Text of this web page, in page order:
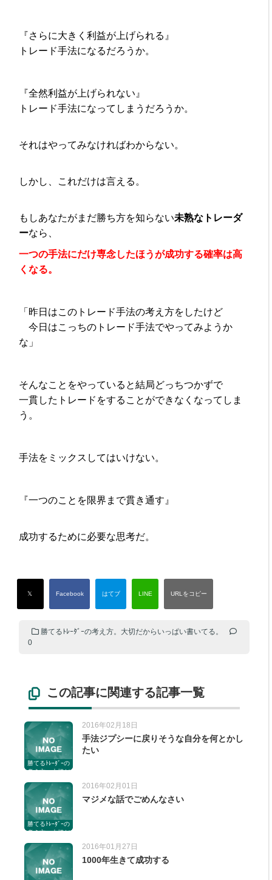
『さらに大きく利益が上げられる』
トレード手法になるだろうか。
『全然利益が上げられない』
トレード手法になってしまうだろうか。
それはやってみなければわからない。
しかし、これだけは言える。
もしあなたがまだ勝ち方を知らない未熟なトレーダ
ーなら、
一つの手法にだけ専念したほうが成功する確率は高
くなる。
「昨日はこのトレード手法の考え方をしたけど
今日はこっちのトレード手法でやってみようか
な」
そんなことをやっていると結局どっちつかずで
一貫したトレードをすることができなくなってしま
う。
手法をミックスしてはいけない。
『一つのことを限界まで貫き通す』
成功するために必要な思考だ。
勝てるﾄﾚｰﾀﾞｰの考え方。大切だからいっぱい書いてる。
0
この記事に関連する記事一覧
勝てるﾄﾚｰﾀﾞｰの
考え方。大切だ
いてる。
2016年02月18日
手法ジプシーに戻りそうな自分を何とかし
たい
勝てるﾄﾚｰﾀﾞｰの
考え方。大切だ
いてる。
2016年02月01日
マジメな話でごめんなさい
2016年01月27日
1000年生きて成功する